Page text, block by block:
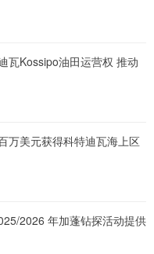
瓦Kossipo油田运营权 推动
万美元获得科特迪瓦海上区
2026 年加蓬钻探活动提供